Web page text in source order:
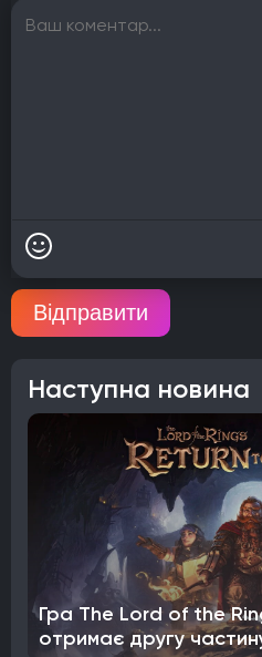
Відправити
Наступна новина
Гра The Lord of the
отримає другу